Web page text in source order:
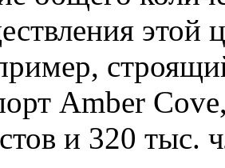
этой
Amber
и 320 тыс.